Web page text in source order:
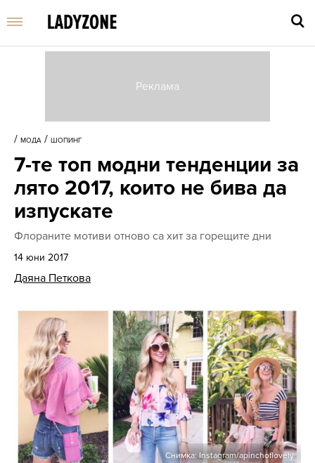
и
/ МОДА / ШОПИНГ
7-те топ модни тенденции за
лято 2017, които не бива да
изпускате
Флораните мотиви отново са хит за горещите дни
14 юни 2017
Даяна Петкова
Снимка: Instagram/apinchoflovely